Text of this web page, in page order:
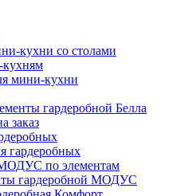
кухни со столами
мини-кухни
гардеробной Белла
заказ
гардеробных
по элементам
гардеробной МОДУС